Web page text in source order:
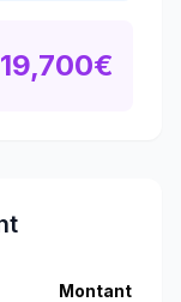
19,700€
Montant